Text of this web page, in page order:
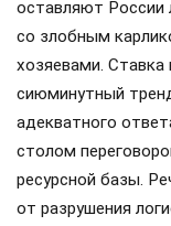
оставляют России
со злобным
хозяевами. Ставка
сиюминутный
адекватного
столом
ресурсной базы.
от разрушения